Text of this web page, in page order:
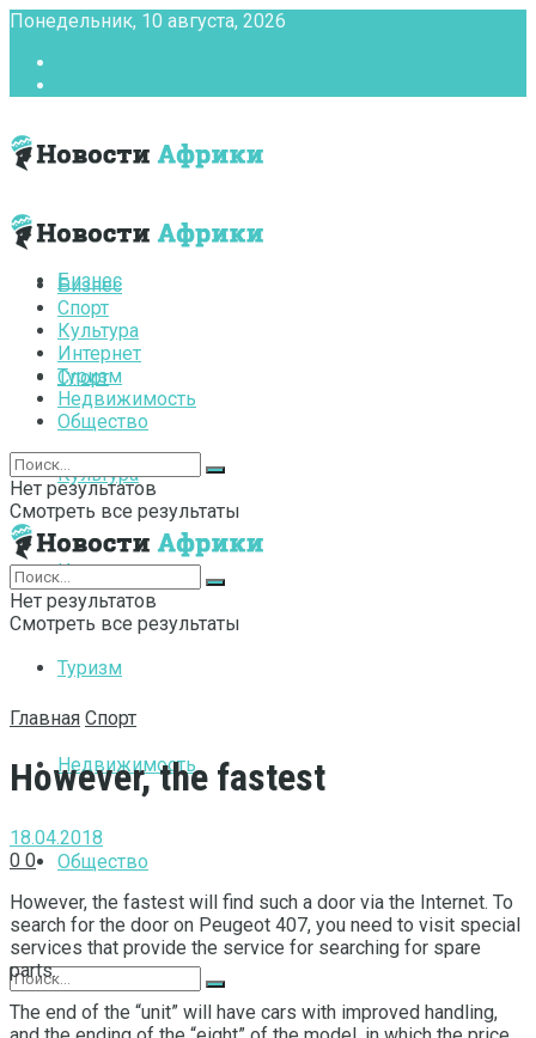
Понедельник, 10 августа, 2026
Бизнес
Спорт
Культура
Интернет
Туризм
Недвижимость
Общество
Бизнес
Спорт
Культура
Интернет
Туризм
Недвижимость
Общество
Нет результатов
Смотреть все результаты
Нет результатов
Смотреть все результаты
Главная Спорт
However, the fastest
18.04.2018
0 0
However, the fastest will find such a door via the Internet. To
search for the door on Peugeot 407, you need to visit special
services that provide the service for searching for spare
parts.
The end of the “unit” will have cars with improved handling,